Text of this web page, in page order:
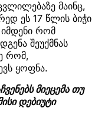
მაინც,
ეს 17 წლის ბიჭი
რომ
შეუქმნას
რომ,
ყოფნა.
მიეცემა თუ
დებიუტი